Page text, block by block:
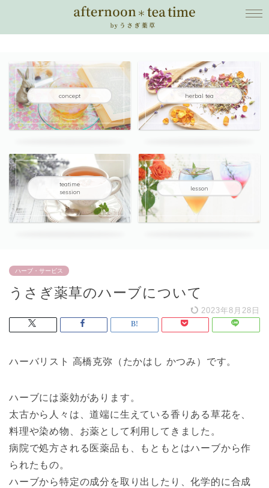
concept herbal tea
teatime
session
lesson
ハーブ・サービス
うさぎ薬草のハーブについて
2023年8月28日
ハーバリスト 高橋克弥（たかはし かつみ）です。
ハーブには薬効があります。
太古から人々は、道端に生えている香りある草花を、
料理や染め物、お薬として利用してきました。
病院で処方される医薬品も、もともとはハーブから作
られたもの。
ハーブから特定の成分を取り出したり、化学的に合成